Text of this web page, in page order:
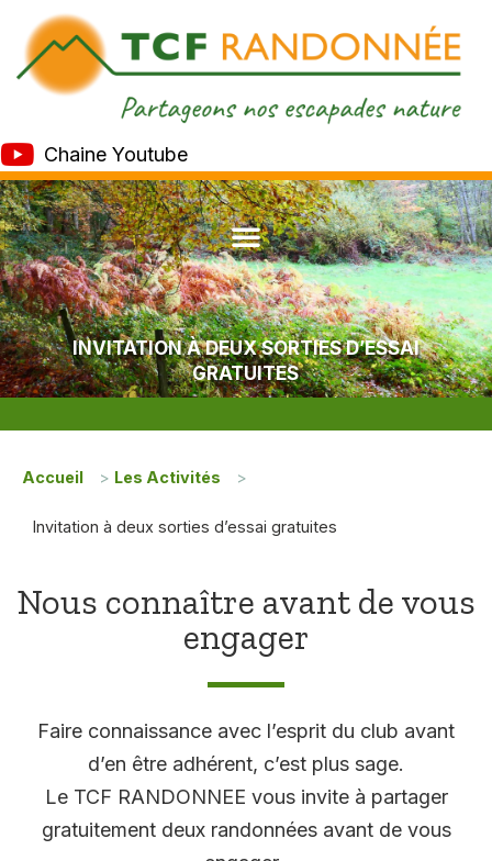
Chaine Youtube
INVITATION À DEUX SORTIES D’ESSAI
GRATUITES
Accueil > Les Activités >
Invitation à deux sorties d’essai gratuites
Nous connaître avant de vous
engager
Faire connaissance avec l’esprit du club avant
d’en être adhérent, c’est plus sage.
Le TCF RANDONNEE vous invite à partager
gratuitement deux randonnées avant de vous